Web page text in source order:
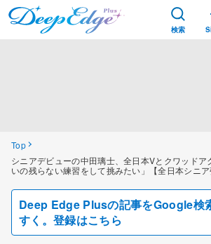
検索
Top
シニアデビューの中田璃士、全日本Vとクワッド
いの残らない練習をして挑みたい」【全日本シニア
Deep Edge Plusの記事をGoogle検
すく。登録はこちら